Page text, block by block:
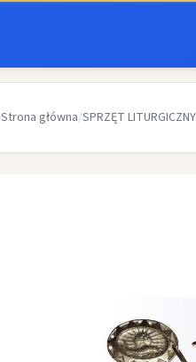
Strona główna/SPRZĘT LITURGICZNY